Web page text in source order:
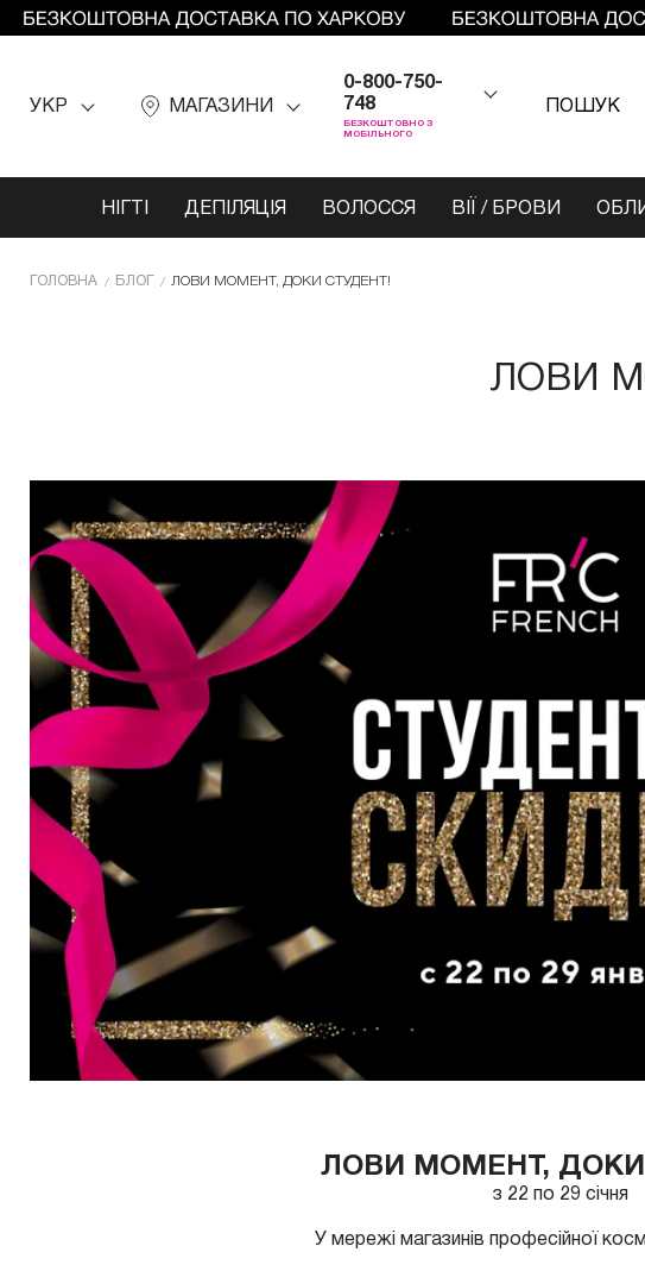
УКР МАГАЗИНИ
0-800-750-
748
БЕЗКОШТОВНО З
МОБІЛЬНОГО
ПОШУК
НІГТІ ДЕПІЛЯЦІЯ ВОЛОССЯ ВІЇ / БРОВИ
ГОЛОВНА БЛОГ ЛОВИ МОМЕНТ, ДОКИ СТУДЕНТ!
ЛОВИ
ЛОВИ МОМЕНТ,
з 22 по 29 січня
У мережі магазинів професійної